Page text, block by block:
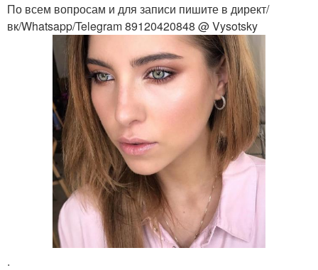
По всем вопросам и для записи пишите в директ/
вк/Whatsapp/Telegram 89120420848 @ Vysotsky
.